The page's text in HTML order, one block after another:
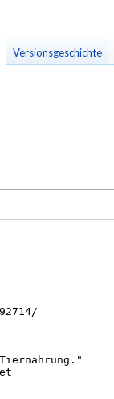
Versionsgeschichte